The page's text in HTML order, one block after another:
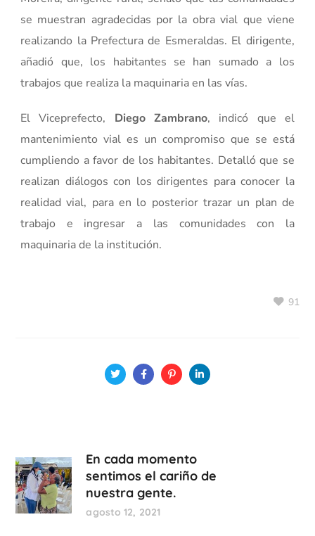
se muestran agradecidas por la obra vial que viene
realizando la Prefectura de Esmeraldas. El dirigente,
añadió que, los habitantes se han sumado a los
trabajos que realiza la maquinaria en las vías.
El Viceprefecto, Diego Zambrano, indicó que el
mantenimiento vial es un compromiso que se está
cumpliendo a favor de los habitantes. Detalló que se
realizan diálogos con los dirigentes para conocer la
realidad vial, para en lo posterior trazar un plan de
trabajo e ingresar a las comunidades con la
maquinaria de la institución.
91
En cada momento
sentimos el cariño de
nuestra gente.
agosto 12, 2021